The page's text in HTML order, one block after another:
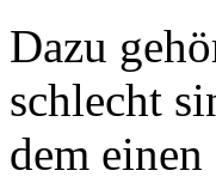
Dazu
schlecht
dem